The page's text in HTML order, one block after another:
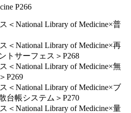
P266
＜National Library of Medicine×普
＜National Library of Medicine×再
トサーフェス＞P268
＜National Library of Medicine×無
P269
＜National Library of Medicine×ブ
台帳システム＞P270
＜National Library of Medicine×量